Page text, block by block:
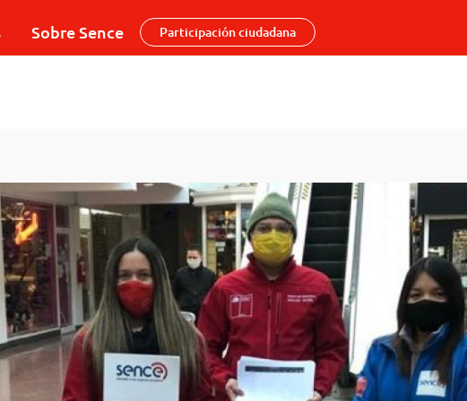
Sobre Sence Participación ciudadana